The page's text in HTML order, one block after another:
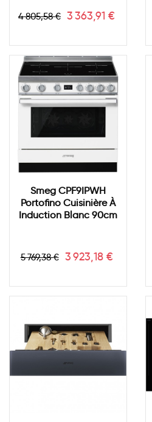
Prix
4 805,58 € Prix
3 363,91 €
Smeg CPF9IPWH
Portofino Cuisinière À
Induction Blanc 90cm
Prix
5 769,38 € Prix
3 923,18 €